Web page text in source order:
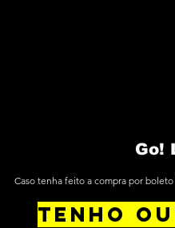
Go!
Caso tenha feito a compra por
TENHO